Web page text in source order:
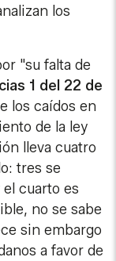
los
"su falta de
1 del 22 de
los caídos en
de la ley
lleva cuatro
tres se
cuarto es
no se sabe
sin embargo
a favor de